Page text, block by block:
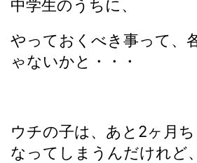
中学生のうちに、
やっておくべき事って、
ゃないかと・・・
ウチの子は、あと2ヶ月
なってしまうんだけれど、